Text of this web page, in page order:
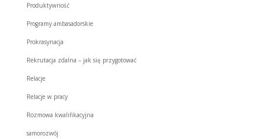
Produktywność
Programy ambasadorskie
Prokrasynacja
Rekrutacja zdalna – jak się przygotować
Relacje
Relacje w pracy
Rozmowa kwalifikacyjna
samorozwój